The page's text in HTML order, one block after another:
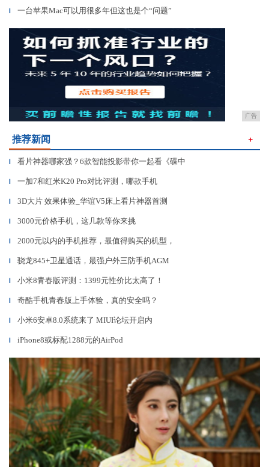
▎ 一台苹果Mac可以用很多年但这也是个“问题”
广告
推荐新闻 ＋
▎ 看片神器哪家强？6款智能投影带你一起看《碟中
▎ 一加7和红米K20 Pro对比评测，哪款手机
▎ 3D大片 效果体验_华谊V5床上看片神器首测
▎ 3000元价格手机，这几款等你来挑
▎ 2000元以内的手机推荐，最值得购买的机型，
▎ 骁龙845+卫星通话，最强户外三防手机AGM
▎ 小米8青春版评测：1399元性价比太高了！
▎ 奇酷手机青春版上手体验，真的安全吗？
▎ 小米6安卓8.0系统来了 MIUI论坛开启内
▎ iPhone8或标配1288元的AirPod